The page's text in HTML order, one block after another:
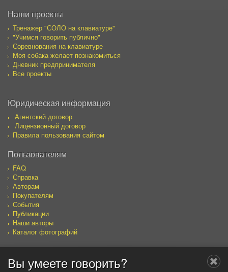
Наши проекты
Тренажер "СОЛО на клавиатуре"
"Учимся говорить публично"
Соревнования на клавиатуре
Моя собака желает познакомиться
Дневник предпринимателя
Все проекты
Юридическая информация
Агентский договор
Лицензионный договор
Правила пользования сайтом
Пользователям
FAQ
Справка
Авторам
Покупателям
События
Публикации
Наши авторы
Каталог фотографий
Мы в социальных сетях
Вы умеете говорить?